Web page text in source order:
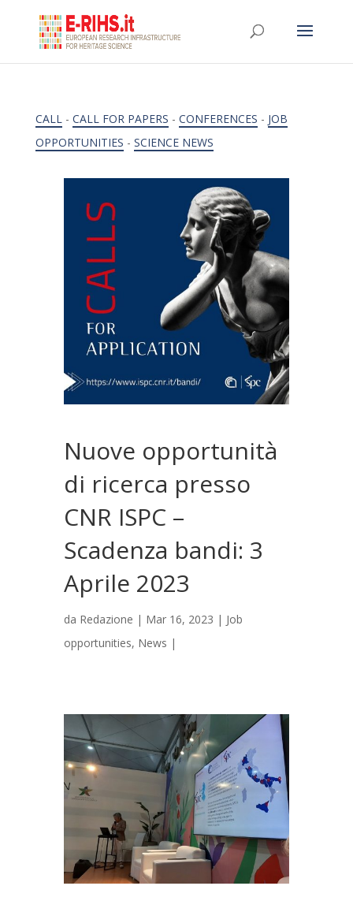
CALL- CALL FOR PAPERS - CONFERENCES - JOB
OPPORTUNITIES - SCIENCE NEWS
Nuove opportunità
di ricerca presso
CNR ISPC –
Scadenza bandi: 3
Aprile 2023
da Redazione | Mar 16, 2023 | Job
opportunities, News |